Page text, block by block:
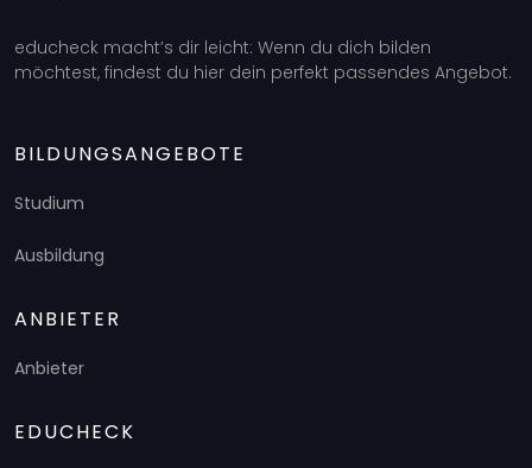
educheck macht’s dir leicht: Wenn du dich bilden
möchtest, findest du hier dein perfekt passendes Angebot.
BILDUNGSANGEBOTE
Studium
Ausbildung
ANBIETER
Anbieter
EDUCHECK